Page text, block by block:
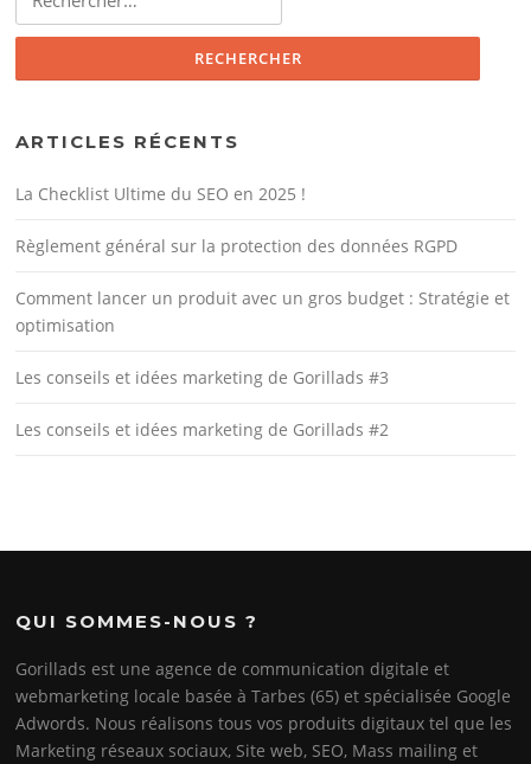
ARTICLES RÉCENTS
La Checklist Ultime du SEO en 2025 !
Règlement général sur la protection des données RGPD
Comment lancer un produit avec un gros budget : Stratégie et
optimisation
Les conseils et idées marketing de Gorillads #3
Les conseils et idées marketing de Gorillads #2
QUI SOMMES-NOUS ?
Gorillads est une agence de communication digitale et
webmarketing locale basée à Tarbes (65) et spécialisée Google
Adwords. Nous réalisons tous vos produits digitaux tel que les
Marketing réseaux sociaux, Site web, SEO, Mass mailing et